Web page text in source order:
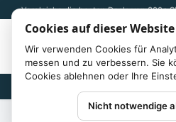
Cookies auf dieser Website
Wir verwenden Cookies für
messen und zu verbessern. Sie
Cookies ablehnen oder Ihre
Nicht notwendige
Vergleiche die besten Deals von 300+